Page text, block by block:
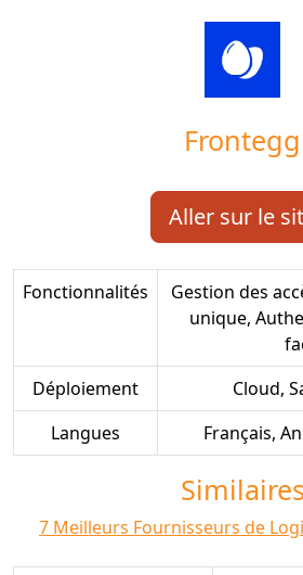
Frontegg
Aller sur le
Fonctionnalités
Gestion des
unique,
Déploiement
Cloud,
Langues
Français,
Similaires
7 Meilleurs Fournisseurs de